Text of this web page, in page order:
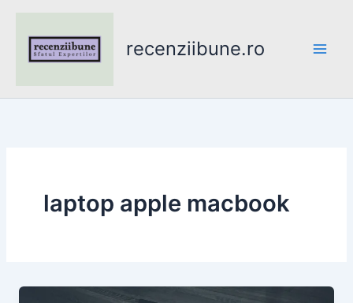
content
recenziibune.ro
laptop apple macbook